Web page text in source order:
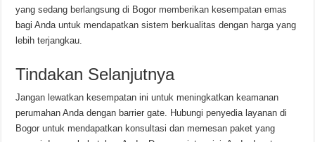
yang sedang berlangsung di Bogor memberikan kesempatan emas
bagi Anda untuk mendapatkan sistem berkualitas dengan harga yang
lebih terjangkau.
Tindakan Selanjutnya
Jangan lewatkan kesempatan ini untuk meningkatkan keamanan
perumahan Anda dengan barrier gate. Hubungi penyedia layanan di
Bogor untuk mendapatkan konsultasi dan memesan paket yang